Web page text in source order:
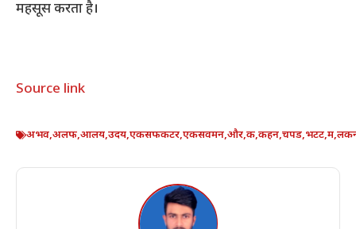
महसूस करता है।
Source link
अभव,अलफ,आलय,उदय,एकसफकटर,एकसवमन,और,क,कहन,चपड,भटट,म,